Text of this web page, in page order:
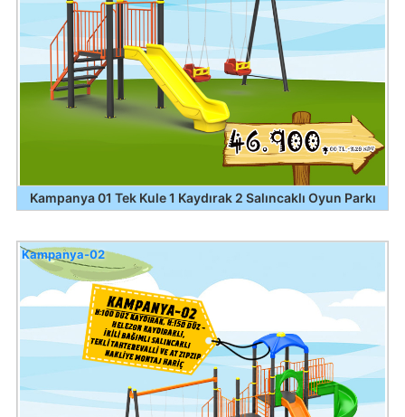
Kampanya 01 Tek Kule 1 Kaydırak 2 Salıncaklı Oyun Parkı
Kampanya-02